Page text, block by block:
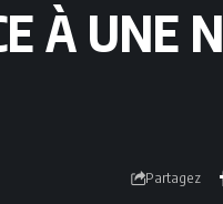
À UNE
Partagez